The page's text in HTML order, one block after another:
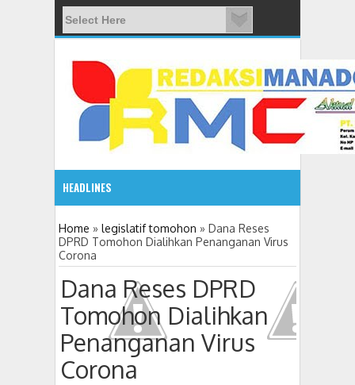
HEADLINES
08:03 AM
ADVETORIAL JONRU GANTIKAN MONO PIMPIN DPRD
Home » legislatif tomohon » Dana Reses
DPRD Tomohon Dialihkan Penanganan Virus
Corona
Dana Reses DPRD
Tomohon Dialihkan
Penanganan Virus
Corona